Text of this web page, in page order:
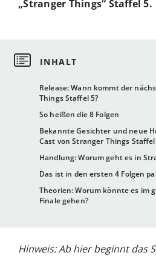
Release: Wann kommt der
Things Staffel 5?
So heißen die 8 Folgen
Bekannte Gesichter und neue
Cast von Stranger Things Staffel
Handlung: Worum geht es in
Das ist in den ersten 4 Folgen
Theorien: Worum könnte es im
Finale gehen?
„Stranger Things“ Staffel 5.
Hinweis: Ab hier beginnt das